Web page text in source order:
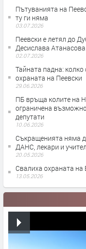
Пътуванията на
ту ги няма
03.07.2026
Пеевски е летял до
Десислава Атанасова
02.07.2026
Тайната падна:
охраната на Пеевски
29.06.2026
ПБ връща колите на
ограничена
депутати
10.06.2026
Съкращенията няма
ДАНС, лекари и
20.05.2026
Свалиха охраната
13.05.2026